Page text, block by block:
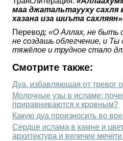
маа джатальтаууху
хазана иза шиъта
Перевод: «О Аллах, не быть
не создашь облегчение, и
тяжёлое и трудное стало
Смотрите также:
Дуа, избавляющая от тревог
Молочные узы в исламе:
приравниваются к кровным?
Какую дуа произносить во
Сердце ислама в камне и
архитектура и величие